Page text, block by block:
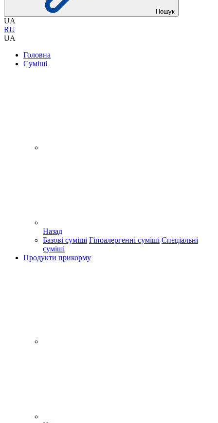
Пошук
UA
RU
UA
Головна
Суміші
Назад
Базові суміші Гіпоалергенні суміші Спеціальні
суміші
Продукти прикорму